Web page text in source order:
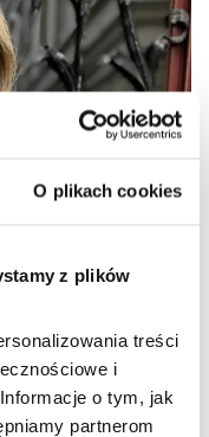
O plikach cookies
z plików
treści
i
o tym, jak
partnerom